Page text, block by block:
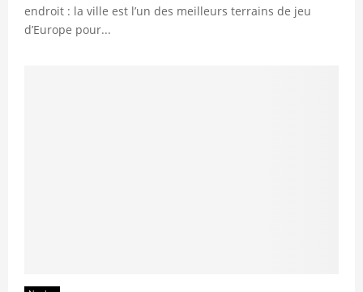
endroit : la ville est l’un des meilleurs terrains de jeu
d’Europe pour...